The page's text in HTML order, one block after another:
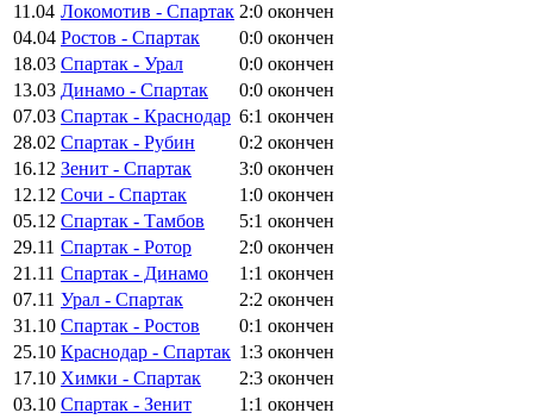
11.04 Локомотив - Спартак 2:0 окончен
04.04 Ростов - Спартак 0:0 окончен
18.03 Спартак - Урал 0:0 окончен
13.03 Динамо - Спартак 0:0 окончен
07.03 Спартак - Краснодар 6:1 окончен
28.02 Спартак - Рубин 0:2 окончен
16.12 Зенит - Спартак 3:0 окончен
12.12 Сочи - Спартак 1:0 окончен
05.12 Спартак - Тамбов 5:1 окончен
29.11 Спартак - Ротор 2:0 окончен
21.11 Спартак - Динамо 1:1 окончен
07.11 Урал - Спартак 2:2 окончен
31.10 Спартак - Ростов 0:1 окончен
25.10 Краснодар - Спартак 1:3 окончен
17.10 Химки - Спартак 2:3 окончен
03.10 Спартак - Зенит 1:1 окончен